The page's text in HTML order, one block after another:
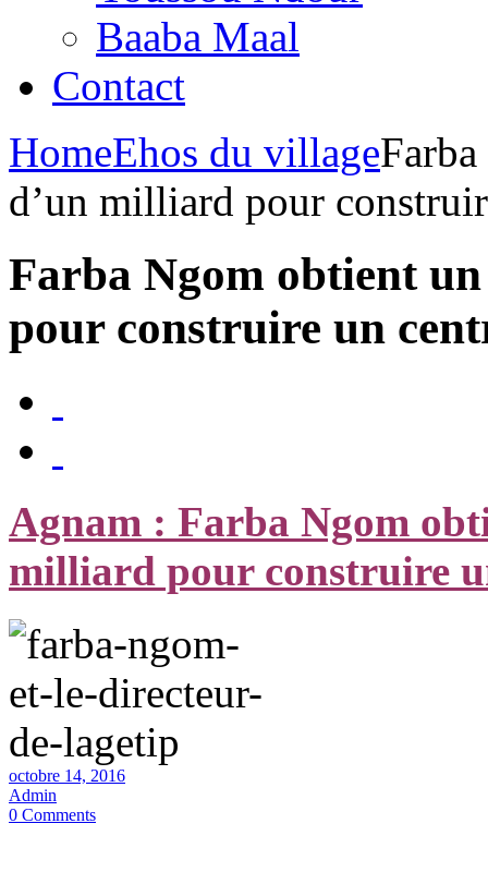
Baaba Maal
Contact
HomeEhos du village
d’un milliard pour
Farba Ngom obtient
pour construire un
Agnam : Farba Ngom
milliard pour construire
octobre 14, 2016
Admin
0 Comments